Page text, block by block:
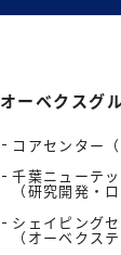
オーベクスグ
コアセンター（
千葉ニューテ
（研究開発・
シェイピング
（オーベクス